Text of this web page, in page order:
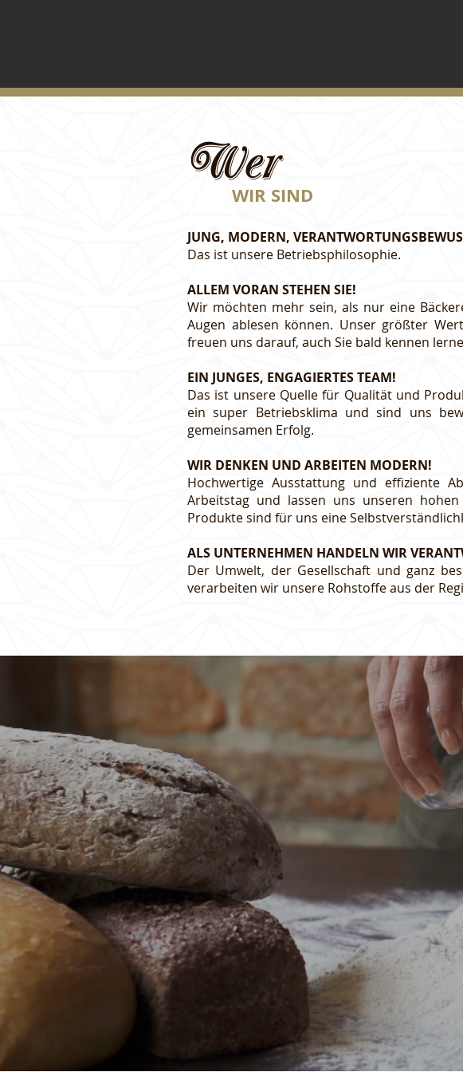
Wer
WIR SIND
JUNG, MODERN,
Das ist unsere Betriebsphilosophie.
ALLEM VORAN STEHEN SIE!
Wir möchten mehr sein, als nur eine
Augen ablesen können. Unser größter
freuen uns darauf, auch Sie bald kennen
EIN JUNGES, ENGAGIERTES TEAM!
Das ist unsere Quelle für Qualität und
ein super Betriebsklima und sind uns
gemeinsamen Erfolg.
WIR DENKEN UND ARBEITEN MODERN!
Hochwertige Ausstattung und effiziente
Arbeitstag und lassen uns unseren
Produkte sind für uns eine
ALS UNTERNEHMEN HANDELN WIR
Der Umwelt, der Gesellschaft und ganz
verarbeiten wir unsere Rohstoffe aus der